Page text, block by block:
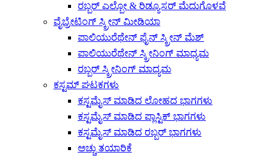
ರಬ್ಬರ್ ಎಲ್ಬೋ & ರಿಡ್ಯೂಸರ್ ಮೆದುಗೊಳವೆ
ವೈಬ್ರೇಟಿಂಗ್ ಸ್ಕ್ರೀನ್ ಮೀಡಿಯಾ
ಪಾಲಿಯುರೆಥೇನ್ ಫೈನ್ ಸ್ಕ್ರೀನ್ ಮೆಶ್
ಪಾಲಿಯುರೆಥೇನ್ ಸ್ಕ್ರೀನಿಂಗ್ ಮಾಧ್ಯಮ
ರಬ್ಬರ್ ಸ್ಕ್ರೀನಿಂಗ್ ಮಾಧ್ಯಮ
ಕಸ್ಟಮ್ ಘಟಕಗಳು
ಕಸ್ಟಮೈಸ್ ಮಾಡಿದ ಲೋಹದ ಭಾಗಗಳು
ಕಸ್ಟಮೈಸ್ ಮಾಡಿದ ಪ್ಲಾಸ್ಟಿಕ್ ಭಾಗಗಳು
ಕಸ್ಟಮೈಸ್ ಮಾಡಿದ ರಬ್ಬರ್ ಭಾಗಗಳು
ಅಚ್ಚು ತಯಾರಿಕೆ